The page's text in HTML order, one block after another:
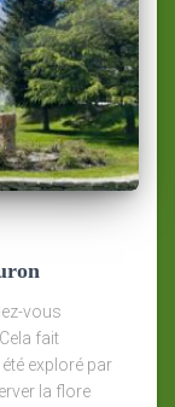
vous
fait
exploré par
la flore